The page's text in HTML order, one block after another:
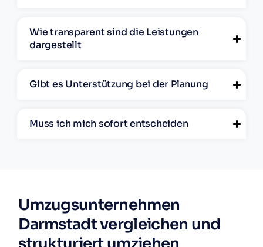
Wie transparent sind die Leistungen
dargestellt
Gibt es Unterstützung bei der Planung
Muss ich mich sofort entscheiden
Umzugsunternehmen
Darmstadt vergleichen und